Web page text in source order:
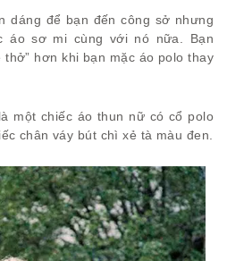
dáng để bạn đến công sở nhưng
áo sơ mi cùng với nó nữa. Bạn
thở” hơn khi bạn mặc áo polo thay
một chiếc áo thun nữ có cổ polo
chân váy bút chì xẻ tà màu đen.